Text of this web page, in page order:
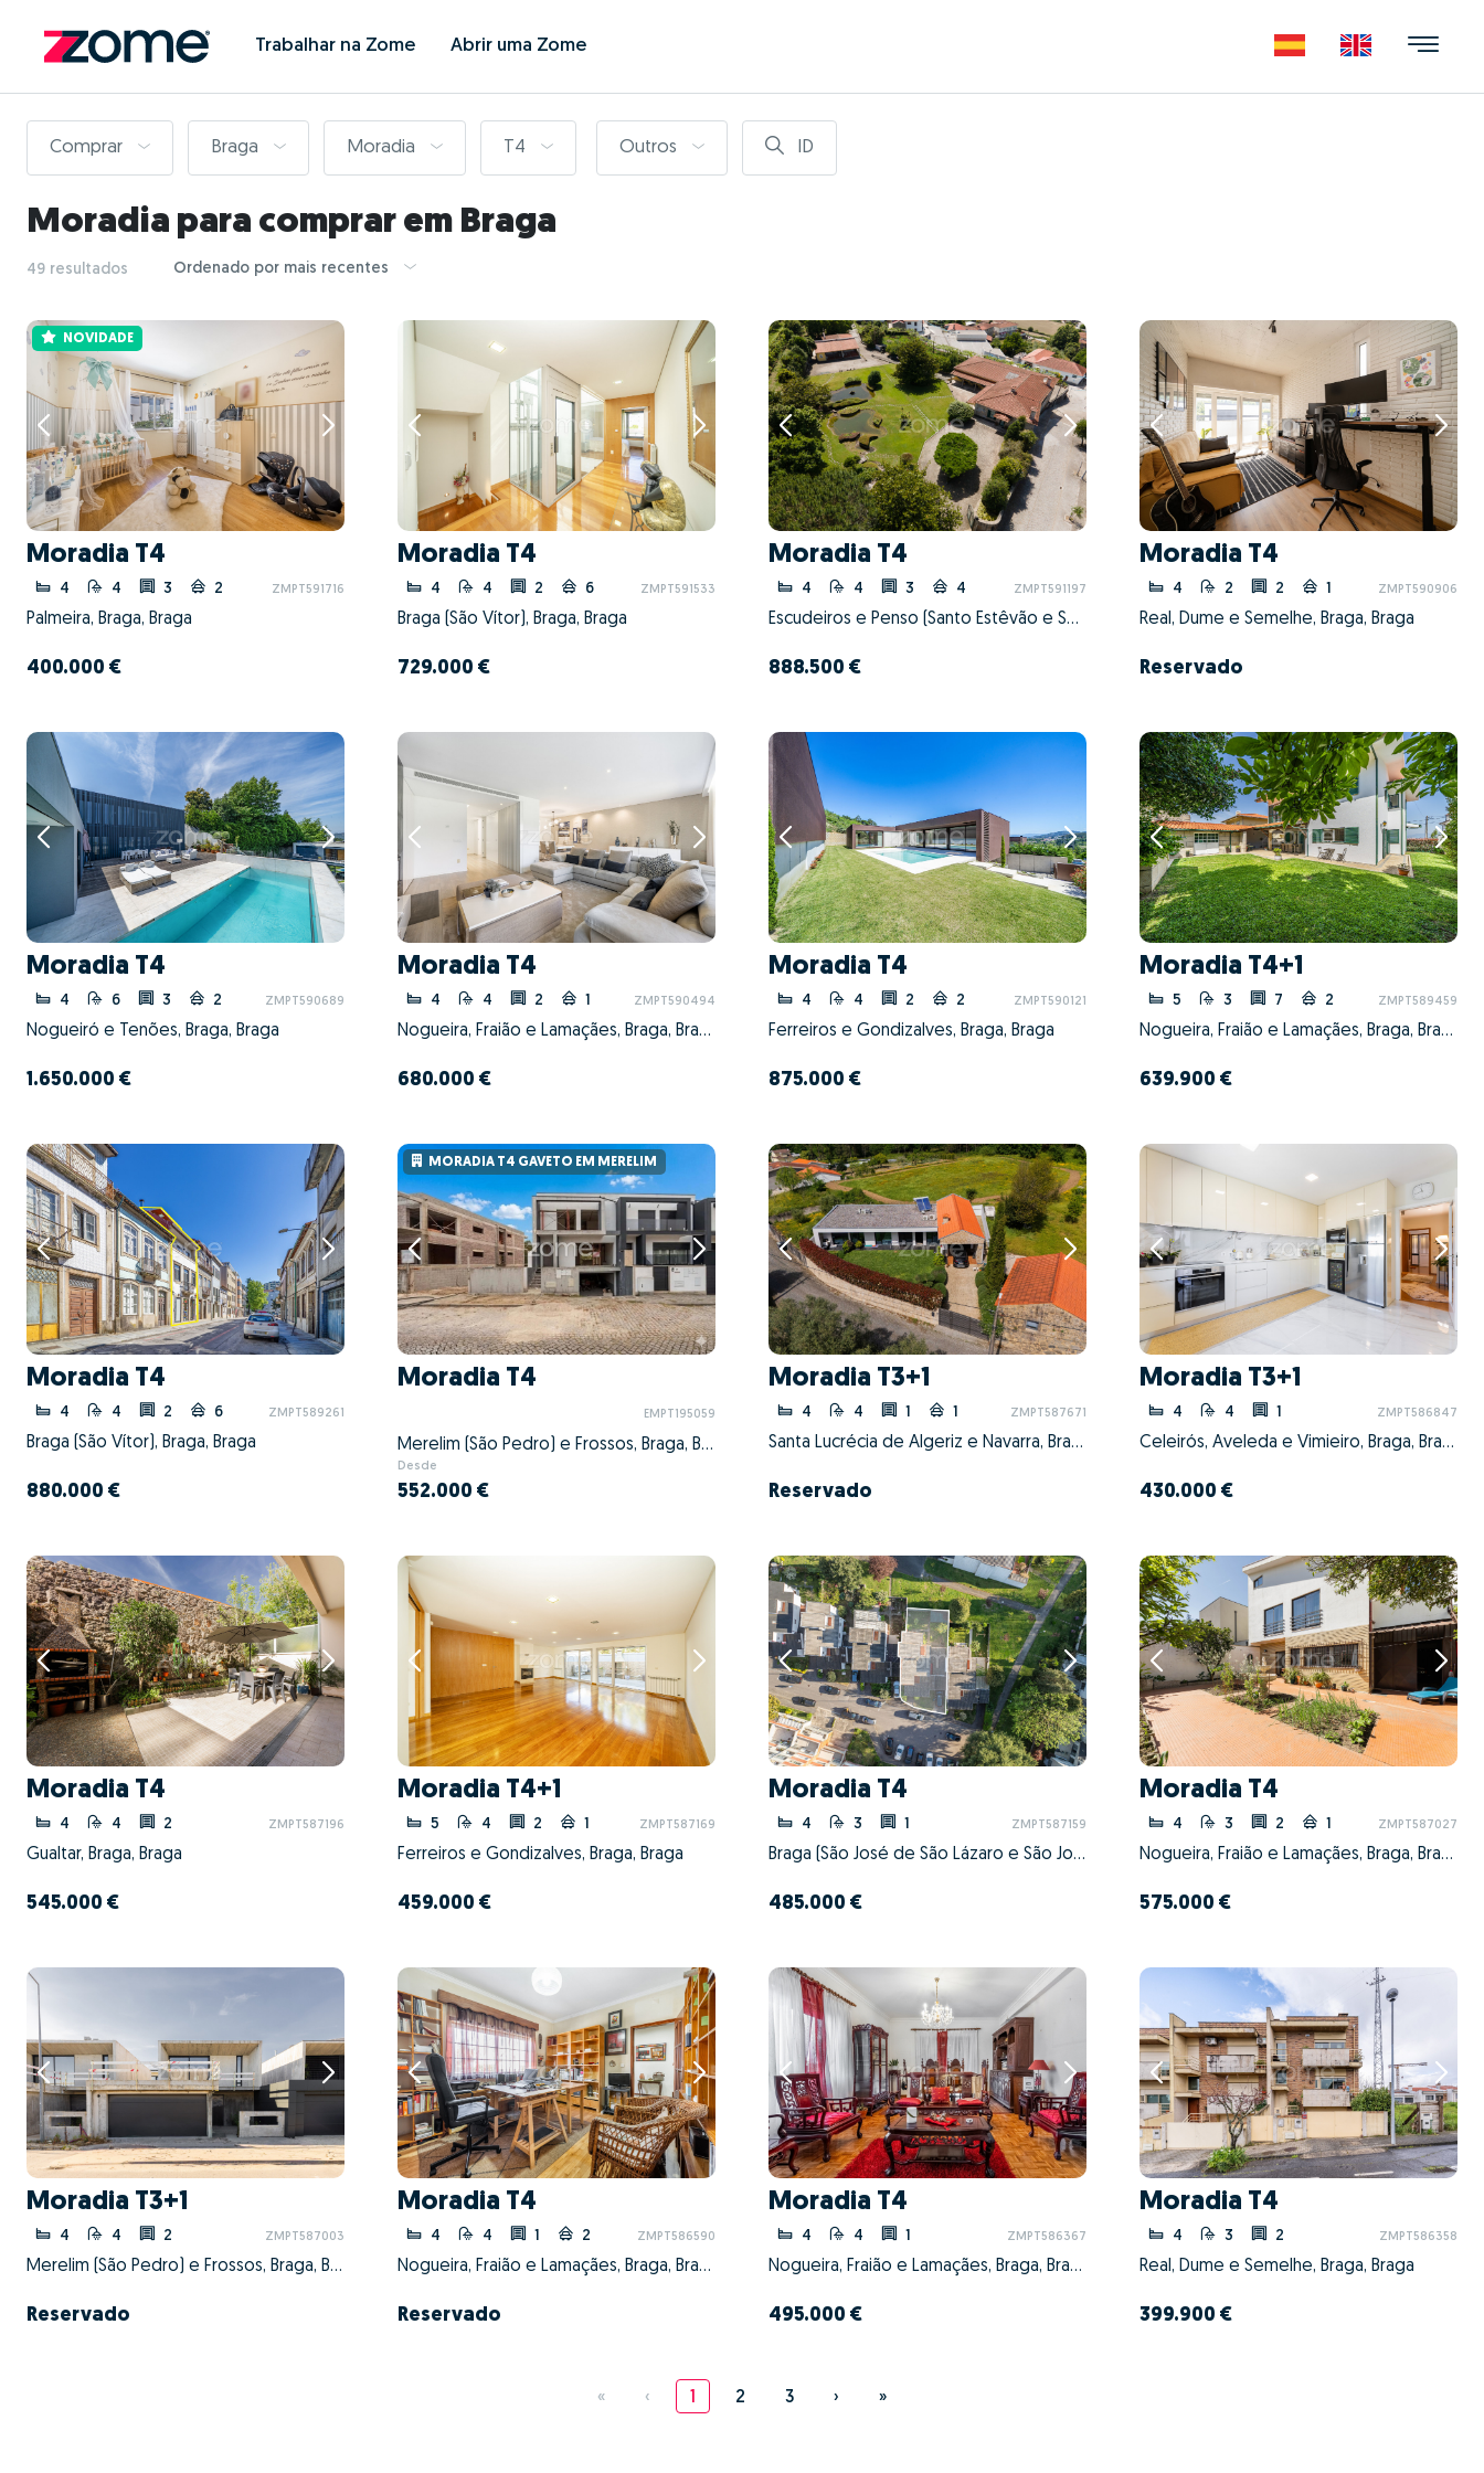
Trabalhar na Zome Abrir uma Zome
Comprar Braga Moradia T4 Outros ID
Moradia para comprar em Braga
49 resultados Ordenado por mais recentes
NOVIDADE
Moradia T4
4 4 3 2 ZMPT591716
Palmeira, Braga, Braga
400.000 €
Moradia T4
4 4 2 6 ZMPT591533
Braga (São Vítor), Braga, Braga
729.000 €
Moradia T4
4 4 3 4 ZMPT591197
Escudeiros e Penso (Santo Estêvão e São Vicente), Braga, Braga
888.500 €
Moradia T4
4 2 2 1 ZMPT590906
Real, Dume e Semelhe, Braga, Braga
Reservado
Moradia T4
4 6 3 2 ZMPT590689
Nogueiró e Tenões, Braga, Braga
1.650.000 €
Moradia T4
4 4 2 1 ZMPT590494
Nogueira, Fraião e Lamaçães, Braga, Braga
680.000 €
Moradia T4
4 4 2 2 ZMPT590121
Ferreiros e Gondizalves, Braga, Braga
875.000 €
Moradia T4+1
5 3 7 2 ZMPT589459
Nogueira, Fraião e Lamaçães, Braga, Braga
639.900 €
Moradia T4
4 4 2 6 ZMPT589261
Braga (São Vítor), Braga, Braga
880.000 €
MORADIA T4 GAVETO EM MERELIM
Moradia T4
EMPT195059
Merelim (São Pedro) e Frossos, Braga, Braga
Desde
552.000 €
Moradia T3+1
4 4 1 1 ZMPT587671
Santa Lucrécia de Algeriz e Navarra, Braga, Braga
Reservado
Moradia T3+1
4 4 1 ZMPT586847
Celeirós, Aveleda e Vimieiro, Braga, Braga
430.000 €
Moradia T4
4 4 2 ZMPT587196
Gualtar, Braga, Braga
545.000 €
Moradia T4+1
5 4 2 1 ZMPT587169
Ferreiros e Gondizalves, Braga, Braga
459.000 €
Moradia T4
4 3 1 ZMPT587159
Braga (São José de São Lázaro e São João do Souto), Braga, Braga
485.000 €
Moradia T4
4 3 2 1 ZMPT587027
Nogueira, Fraião e Lamaçães, Braga, Braga
575.000 €
Moradia T3+1
4 4 2 ZMPT587003
Merelim (São Pedro) e Frossos, Braga, Braga
Reservado
Moradia T4
4 4 1 2 ZMPT586590
Nogueira, Fraião e Lamaçães, Braga, Braga
Reservado
Moradia T4
4 4 1 ZMPT586367
Nogueira, Fraião e Lamaçães, Braga, Braga
495.000 €
Moradia T4
4 3 2 ZMPT586358
Real, Dume e Semelhe, Braga, Braga
399.900 €
« ‹ 1 2 3 › »